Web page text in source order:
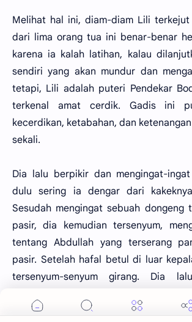
Melihat hal ini, diam-diam Lili terkejut
dari lima orang tua ini benar-benar
karena ia kalah latihan, kalau
sendiri yang akan mundur dan
tetapi, Lili adalah puteri Pendekar
terkenal amat cerdik. Gadis ini
kecerdikan, ketabahan, dan
sekali.
Dia lalu berpikir dan mengingat-
dulu sering ia dengar dari
Sesudah mengingat sebuah dongeng
pasir, dia kemudian tersenyum,
tentang Abdullah yang terserang
pasir. Setelah hafal betul di luar
tersenyum-senyum girang. Dia
kayu bakar itu ke dalam api unggun.